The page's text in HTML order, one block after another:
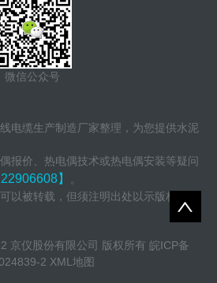
微信公众号
电缆生产制造厂家整理，为您提供水泥
报价、热电偶技术或热电偶安装等疑问
】
。
以被转载，但须注明出处以示版权，如
京仪股份有限公司 版权所有皖ICP备
2 XML地图